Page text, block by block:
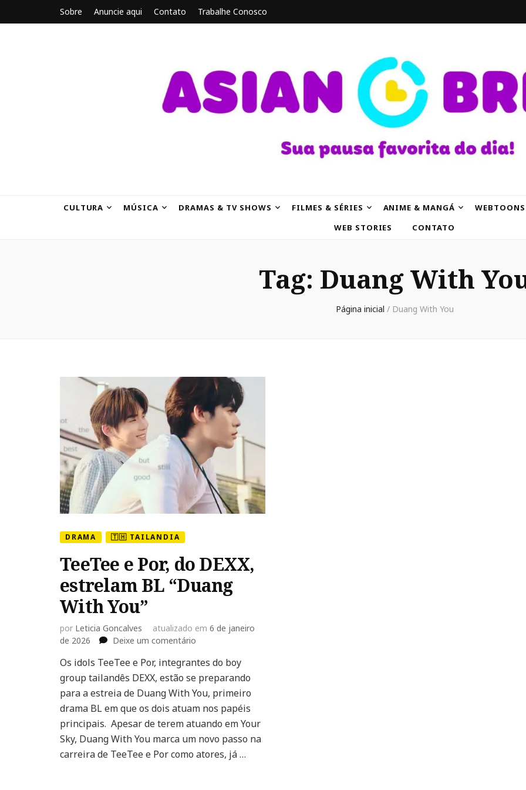
Sobre Anuncie aqui Contato Trabalhe Conosco
CULTURA MÚSICA DRAMAS & TV SHOWS FILMES & SÉRIES ANIME & MANGÁ
WEBTOONS
WEB STORIES
CONTATO
Tag: Duang With
Página inicial / Duang With You
DRAMA 🇹🇭 TAILANDIA
TeeTee e Por, do DEXX,
estrelam BL “Duang
With You”
por Leticia Goncalves atualizado em 6 de janeiro
de 2026
Deixe um comentário
e
Por,
do
DEXX,
estrelam
BL
“Duang
With
Os idols TeeTee e Por, integrantes do boy
group tailandês DEXX, estão se preparando
para a estreia de Duang With You, primeiro
drama BL em que os dois atuam nos papéis
principais. Apesar de terem atuando em Your
Sky, Duang With You marca um novo passo na
carreira de TeeTee e Por como atores, já …